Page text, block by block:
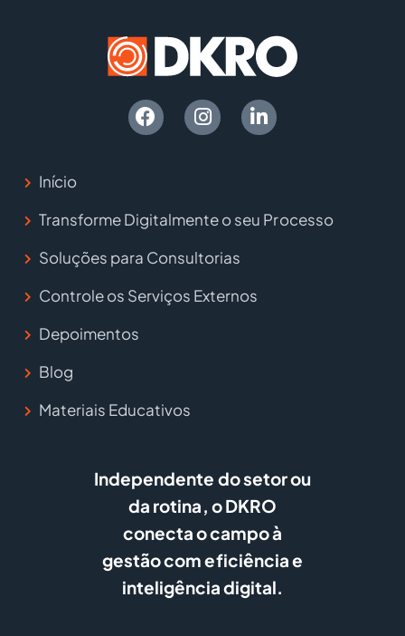
Início
Transforme Digitalmente o seu Processo
Soluções para Consultorias
Controle os Serviços Externos
Depoimentos
Blog
Materiais Educativos
Independente do setor ou
da rotina, o DKRO
conecta o campo à
gestão com eficiência e
inteligência digital.